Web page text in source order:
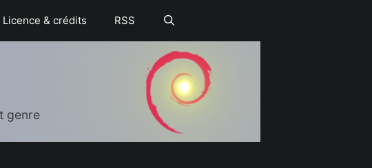
Licence & crédits RSS
genre